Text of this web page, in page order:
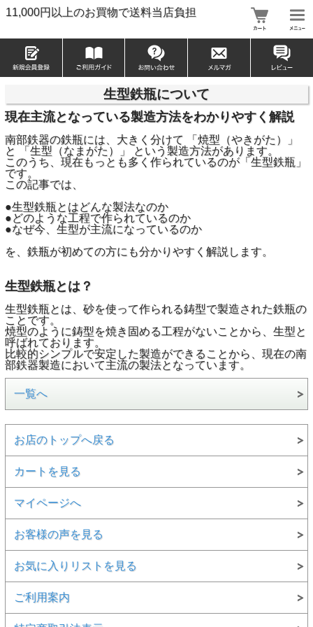
11,000円以上のお買物で送料当店負担
生型鉄瓶について
現在主流となっている製造方法をわかりやすく解説
南部鉄器の鉄瓶には、大きく分けて 「焼型（やきがた）」
と 「生型（なまがた）」 という製造方法があります。
このうち、現在もっとも多く作られているのが「生型鉄瓶」
です。
この記事では、
●生型鉄瓶とはどんな製法なのか
●どのような工程で作られているのか
●なぜ今、生型が主流になっているのか
を、鉄瓶が初めての方にも分かりやすく解説します。
生型鉄瓶とは？
生型鉄瓶とは、砂を使って作られる鋳型で製造された鉄瓶の
ことです。
焼型のように鋳型を焼き固める工程がないことから、生型と
呼ばれております。
比較的シンプルで安定した製造ができることから、現在の南
部鉄器製造において主流の製法となっています。
一覧へ
お店のトップへ戻る
カートを見る
マイページへ
お客様の声を見る
お気に入りリストを見る
ご利用案内